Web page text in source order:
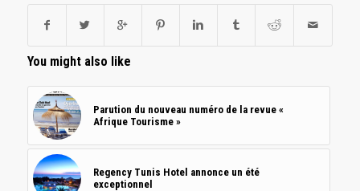
You might also like
Parution du nouveau numéro de la revue «
Afrique Tourisme »
Regency Tunis Hotel annonce un été
exceptionnel